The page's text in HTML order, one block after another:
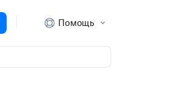
Помощь